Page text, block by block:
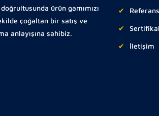
ürün gamımızı
çoğaltan bir satış ve
anlayışına sahibiz.
İletişim